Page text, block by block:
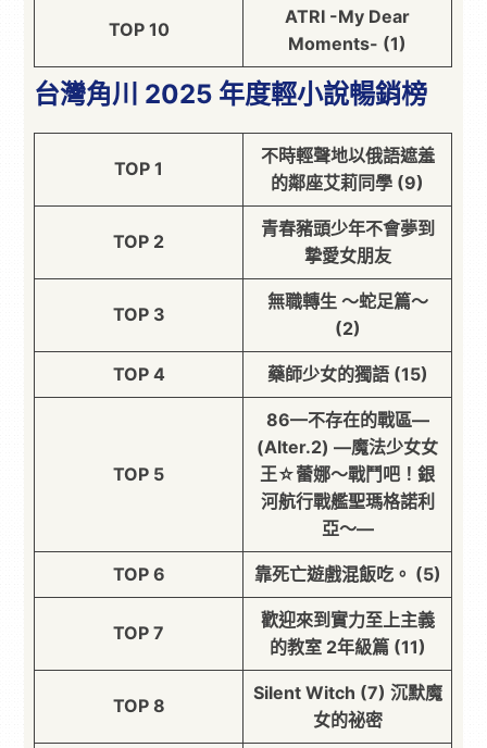
TOP 10
ATRI -My Dear
Moments- (1)
台灣角川 2025 年度輕小說暢銷榜
TOP 1
不時輕聲地以俄語遮羞
的鄰座艾莉同學 (9)
TOP 2
青春豬頭少年不會夢到
摯愛女朋友
TOP 3
無職轉生 ～蛇足篇～
(2)
TOP 4 藥師少女的獨語 (15)
TOP 5
86—不存在的戰區—
(Alter.2) —魔法少女女
王☆蕾娜～戰鬥吧！銀
河航行戰艦聖瑪格諾利
亞～—
TOP 6 靠死亡遊戲混飯吃。 (5)
TOP 7
歡迎來到實力至上主義
的教室 2年級篇 (11)
TOP 8
Silent Witch (7) 沉默魔
女的祕密